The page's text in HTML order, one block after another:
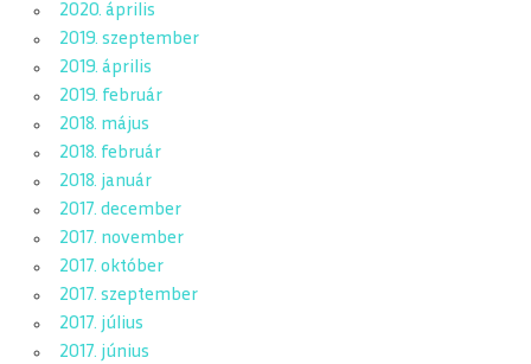
2020. április
2019. szeptember
2019. április
2019. február
2018. május
2018. február
2018. január
2017. december
2017. november
2017. október
2017. szeptember
2017. július
2017. június